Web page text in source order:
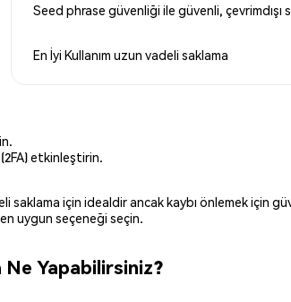
Seed phrase güvenliği ile güvenli, çevrimdışı
En İyi Kullanım uzun vadeli saklama
etkinleştirin.
saklama için idealdir ancak kaybı önlemek için
uygun seçeneği seçin.
Ne Yapabilirsiniz?